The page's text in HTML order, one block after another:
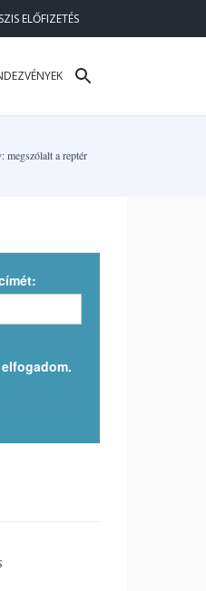
ELŐFIZETÉS
megszólalt a reptér
elfogadom.